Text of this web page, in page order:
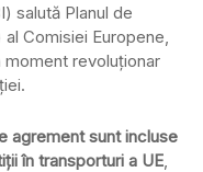
salută Planul de
Comisiei Europene,
revoluționar
agrement sunt incluse
în transporturi a UE,